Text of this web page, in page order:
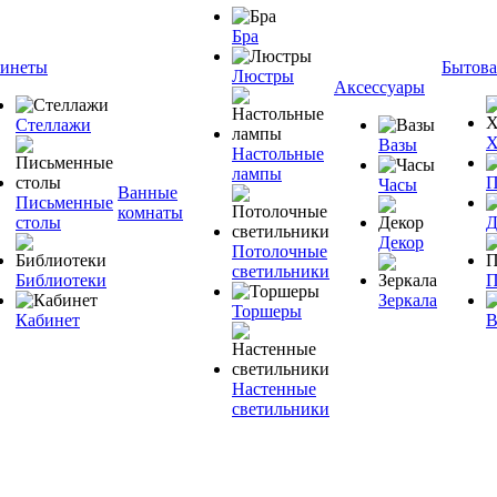
Стеллажи
Письменные
столы
Библиотеки
Кабинет
Ванные
комнаты
Бра
Люстры
Настольные
лампы
Потолочные
светильники
Торшеры
Настенные
светильники
Аксессуары
Вазы
Часы
Декор
Зеркала